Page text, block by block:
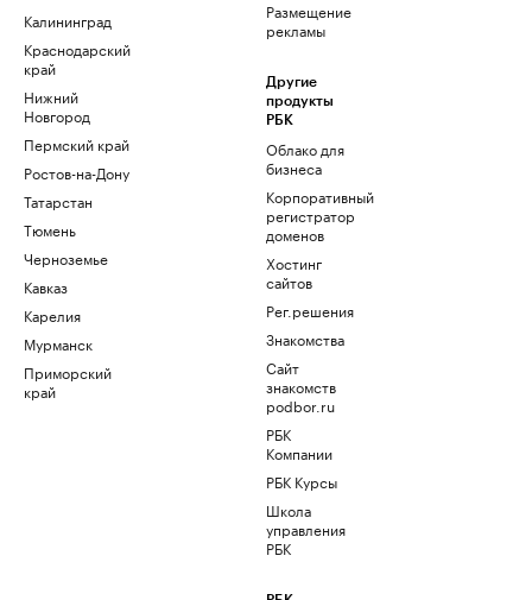
Калининград
Краснодарский
край
Нижний
Новгород
Пермский край
Ростов-на-Дону
Татарстан
Тюмень
Черноземье
Кавказ
Карелия
Мурманск
Приморский
край
Размещение
рекламы
Другие
продукты
РБК
Облако для
бизнеса
Корпоративный
регистратор
доменов
Хостинг
сайтов
Рег.решения
Знакомства
Сайт
знакомств
podbor.ru
РБК
Компании
РБК Курсы
Школа
управления
РБК